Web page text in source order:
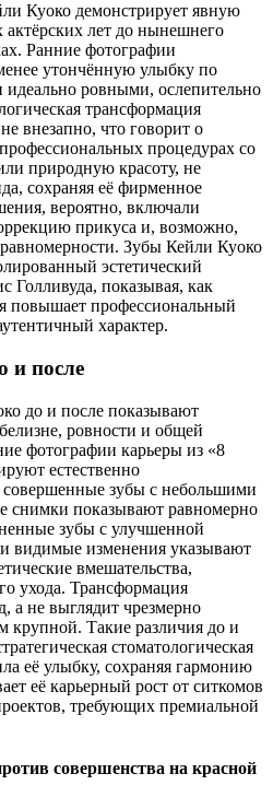
Куоко демонстрирует явную
лет до нынешнего
Ранние фотографии
утончённую улыбку по
ровными, ослепительно
трансформация
внезапно, что говорит о
процедурах со
природную красоту, не
сохраняя её фирменное
вероятно, включали
прикуса и, возможно,
Зубы Кейли Куоко
эстетический
Голливуда, показывая, как
повышает профессиональный
характер.
и после
до и после показывают
ровности и общей
фотографии карьеры из «8
естественно
совершенные зубы с небольшими
снимки показывают равномерно
зубы с улучшенной
видимые изменения указывают
вмешательства,
ухода. Трансформация
а не выглядит чрезмерно
крупной. Такие различия до и
стоматологическая
её улыбку, сохраняя гармонию
её карьерный рост от ситкомов
требующих премиальной
совершенства на красной